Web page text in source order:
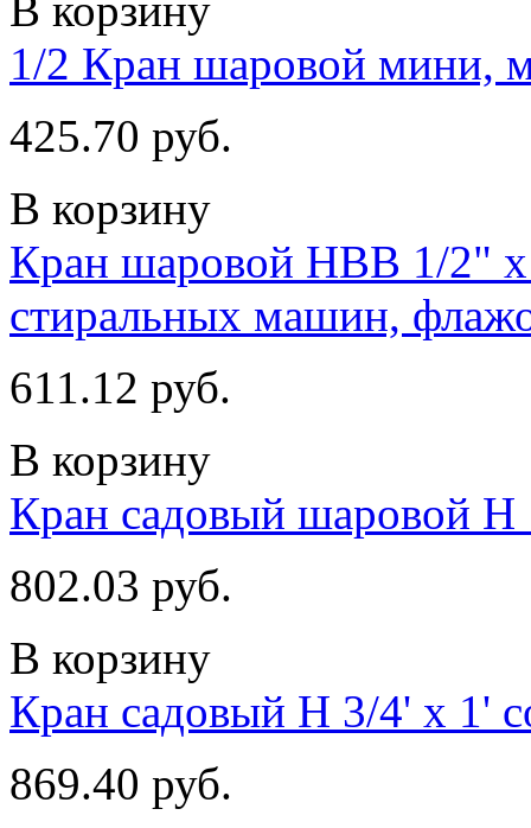
1/2 Кран шаровой мини,
425.70 руб.
В корзину
Кран шаровой НВВ 1/2" x
стиральных машин,
611.12 руб.
В корзину
Кран садовый шаровой Н
802.03 руб.
В корзину
Кран садовый Н 3/4' х 1'
869.40 руб.